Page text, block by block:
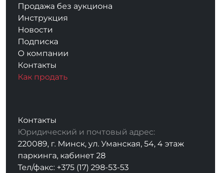
Продажа без аукциона
Инструкция
Новости
Подписка
О компании
Контакты
Как продать
Контакты
Юридический и почтовый адрес:
220089, г. Минск, ул. Уманская, 54, 4 этаж
паркинга, кабинет 28
Тел/факс: +375 (17) 298-53-53